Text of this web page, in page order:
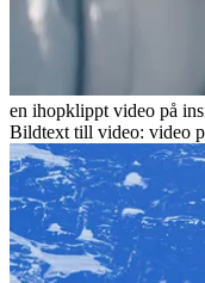
en ihopklippt video på
Bildtext till video: video